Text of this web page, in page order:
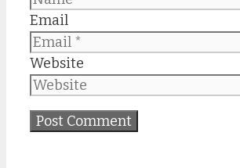
Email
Website